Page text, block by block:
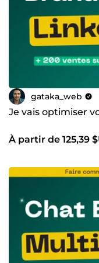
gataka_web
Je vais optimiser
À partir de 125,39